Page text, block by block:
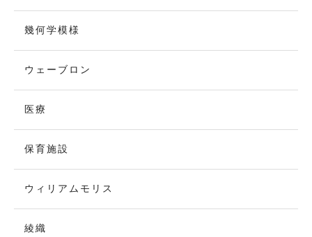
幾何学模様
ウェーブロン
医療
保育施設
ウィリアムモリス
綾織